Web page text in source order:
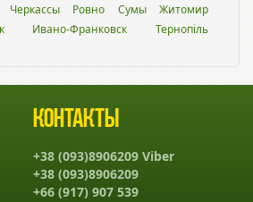
Черкассы Ровно Сумы
Житомир
Ивано-Франковск
Тернопіль
Контакты
+38 (093)8906209 Viber
+38 (093)8906209
+66 (917) 907 539